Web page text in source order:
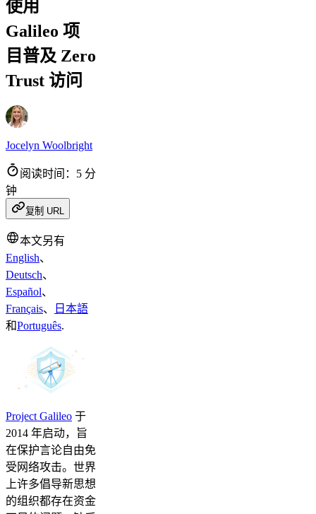
使用
Galileo 项
目普及 Zero
Trust 访问
Jocelyn Woolbright
阅读时间：5 分
钟
复制 URL
本文另有
English、
Deutsch、
Español、
Français、
日本語
和Português.
Project Galileo 于
2014 年启动，旨
在保护言论自由免
受网络攻击。世界
上许多倡导新思想
的组织都存在资金